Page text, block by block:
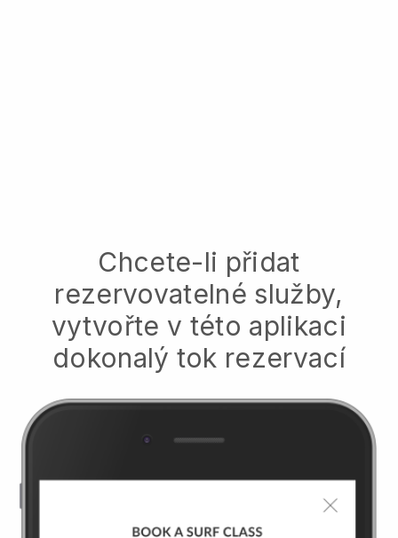
Chcete-li přidat
rezervovatelné služby,
vytvořte v této aplikaci
dokonalý tok rezervací